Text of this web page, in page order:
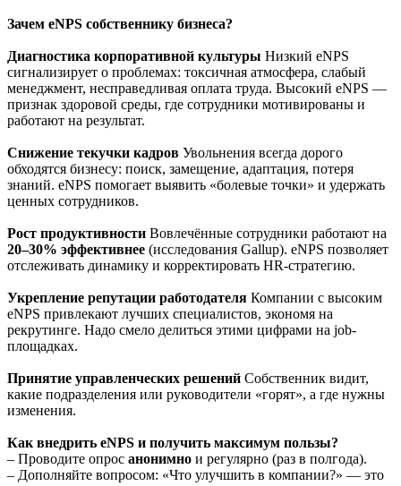
Зачем eNPS собственнику бизнеса?
Диагностика корпоративной культуры Низкий eNPS
сигнализирует о проблемах: токсичная атмосфера, слабый
менеджмент, несправедливая оплата труда. Высокий eNPS —
признак здоровой среды, где сотрудники мотивированы и
работают на результат.
Снижение текучки кадров Увольнения всегда дорого
обходятся бизнесу: поиск, замещение, адаптация, потеря
знаний. eNPS помогает выявить «болевые точки» и удержать
ценных сотрудников.
Рост продуктивности Вовлечённые сотрудники работают на
20–30% эффективнее (исследования Gallup). eNPS позволяет
отслеживать динамику и корректировать HR-стратегию.
Укрепление репутации работодателя Компании с высоким
eNPS привлекают лучших специалистов, экономя на
рекрутинге. Надо смело делиться этими цифрами на job-
площадках.
Принятие управленческих решений Собственник видит,
какие подразделения или руководители «горят», а где нужны
изменения.
Как внедрить eNPS и получить максимум пользы?
– Проводите опрос анонимно и регулярно (раз в полгода).
– Дополняйте вопросом: «Что улучшить в компании?» — это